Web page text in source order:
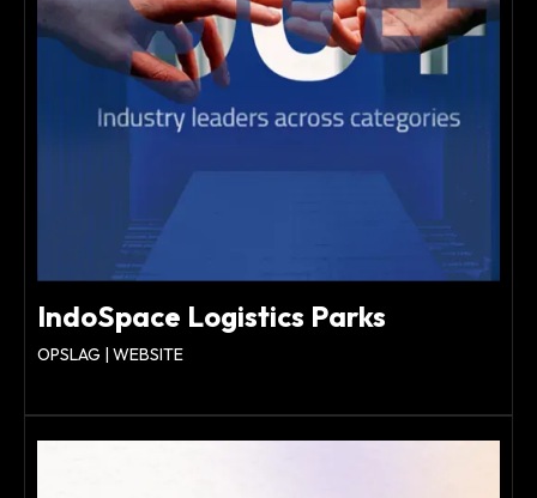
IndoSpace Logistics Parks
OPSLAG | WEBSITE